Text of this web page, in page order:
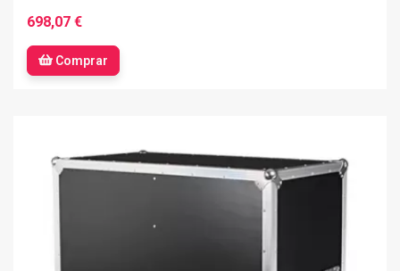
698,07 €
Comprar